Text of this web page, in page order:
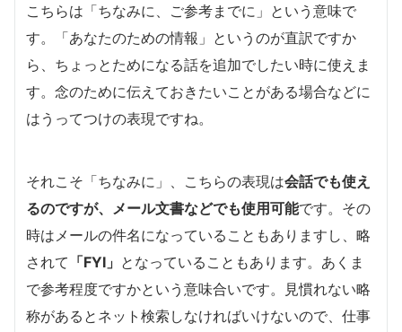
こちらは「ちなみに、ご参考までに」という意味で
す。「あなたのための情報」というのが直訳ですか
ら、ちょっとためになる話を追加でしたい時に使えま
す。念のために伝えておきたいことがある場合などに
はうってつけの表現ですね。
それこそ「ちなみに」、こちらの表現は会話でも使え
るのですが、メール文書などでも使用可能です。その
時はメールの件名になっていることもありますし、略
されて 「FYI」 となっていることもあります。あくま
で参考程度ですかという意味合いです。見慣れない略
称があるとネット検索しなければいけないので、仕事